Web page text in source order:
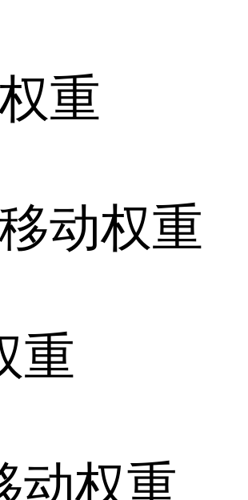
重
动权重
重
动权重